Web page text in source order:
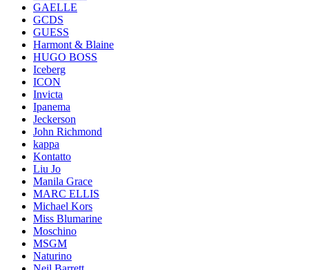
GAELLE
GCDS
GUESS
Harmont & Blaine
HUGO BOSS
Iceberg
ICON
Invicta
Ipanema
Jeckerson
John Richmond
kappa
Kontatto
Liu Jo
Manila Grace
MARC ELLIS
Michael Kors
Miss Blumarine
Moschino
MSGM
Naturino